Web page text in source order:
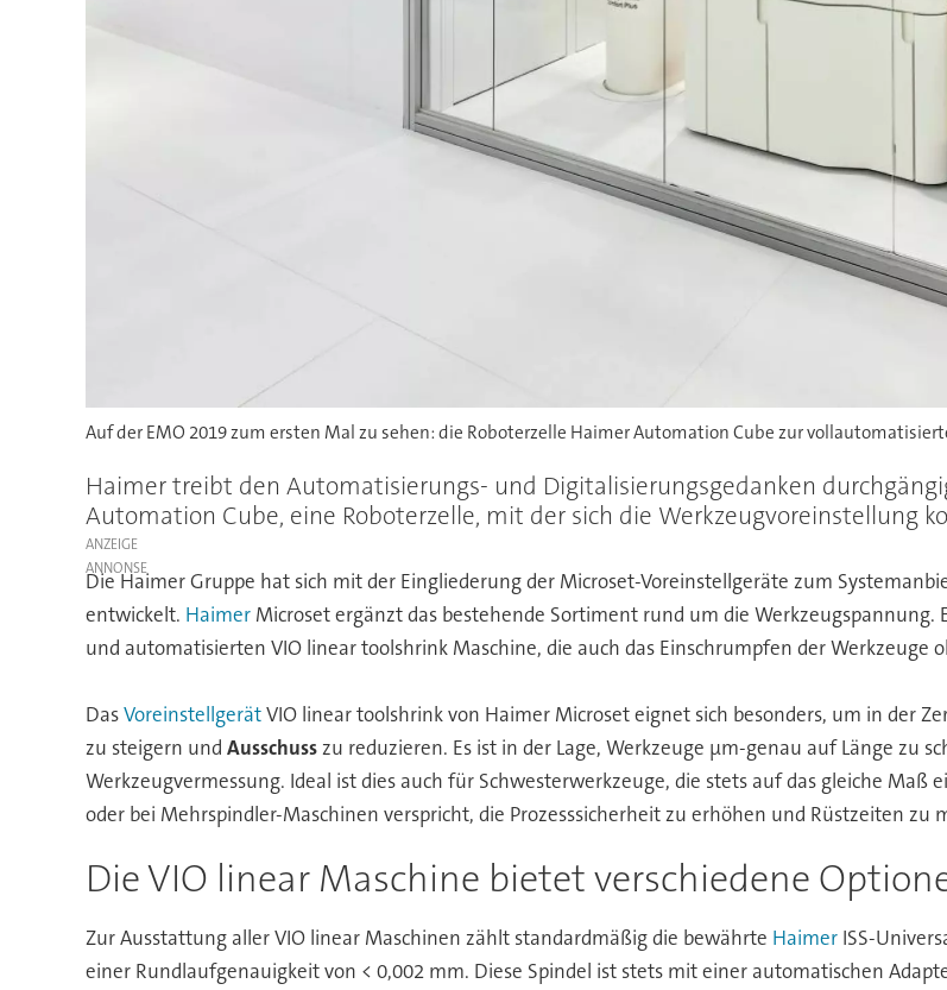
Auf der EMO 2019 zum ersten Mal zu sehen: die Roboterzelle Haimer Automation Cube zur
Haimer treibt den Automatisierungs- und Digitalisierungsgedanken
Automation Cube, eine Roboterzelle, mit der sich die Werkzeugvoreinstellung
ANZEIGE
Die Haimer Gruppe hat sich mit der Eingliederung der Microset-Voreinstellgeräte zum
entwickelt. HaimerMicroset ergänzt das bestehende Sortiment rund um die
und automatisierten VIO linear toolshrink Maschine, die auch das Einschrumpfen der
DasVoreinstellgerätVIO linear toolshrink von Haimer Microset eignet sich besonders, um in der
zu steigern und Ausschusszu reduzieren. Es ist in der Lage, Werkzeuge μm-genau auf Länge zu
Werkzeugvermessung. Ideal ist dies auch für Schwesterwerkzeuge, die stets auf das gleiche
oder bei Mehrspindler-Maschinen verspricht, die Prozesssicherheit zu erhöhen und Rüstzeiten zu
Die VIO linear Maschine bietet verschiedene
Zur Ausstattung aller VIO linear Maschinen zählt standardmäßig die bewährte HaimerISS-
einer Rundlaufgenauigkeit von < 0,002 mm. Diese Spindel ist stets mit einer automatischen